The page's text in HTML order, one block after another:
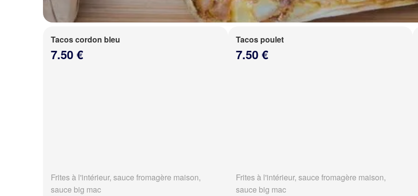
Tacos cordon bleu
7.50 €
Frites à l'intérieur, sauce fromagère maison,
sauce big mac
Tacos poulet
7.50 €
Frites à l'intérieur, sauce fromagère maison,
sauce big mac